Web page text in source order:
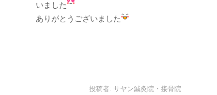
いました
ありがとうございました
投稿者: サヤン鍼灸院・接骨院